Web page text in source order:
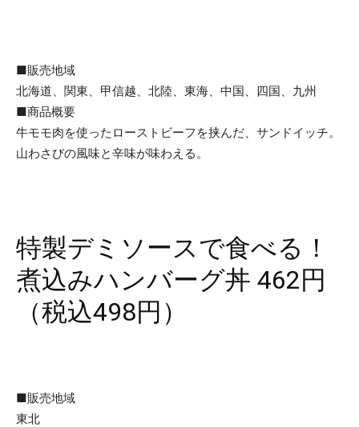
■販売地域
北海道、関東、甲信越、北陸、東海、中国、四国、九州
■商品概要
牛モモ肉を使ったローストビーフを挟んだ、サンドイッチ。
山わさびの風味と辛味が味わえる。
特製デミソースで食べる！
煮込みハンバーグ丼 462円
（税込498円）
■販売地域
東北